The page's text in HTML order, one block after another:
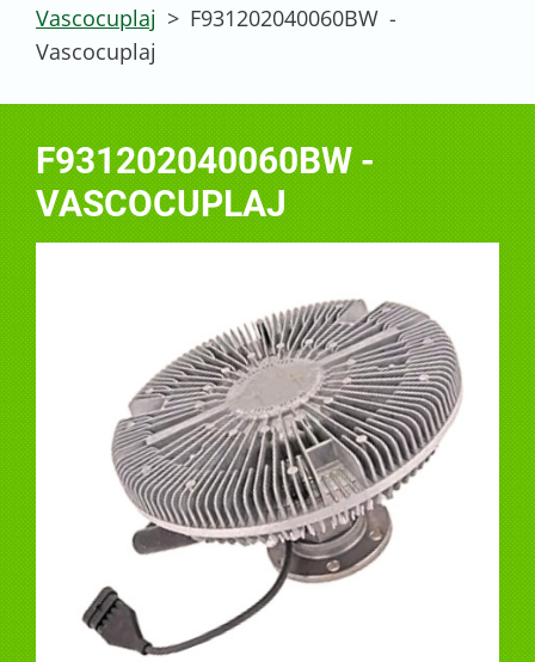
Vascocuplaj > F931202040060BW -
Vascocuplaj
F931202040060BW -
VASCOCUPLAJ